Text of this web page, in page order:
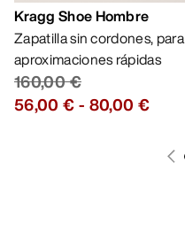
Kragg Shoe Hombre
Zapatilla sin cordones, para
aproximaciones rápidas
160,00 €
56,00 €- 80,00 €